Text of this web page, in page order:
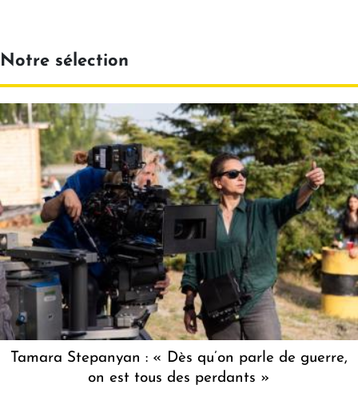
Notre sélection
Tamara Stepanyan : « Dès qu’on parle de guerre,
on est tous des perdants »